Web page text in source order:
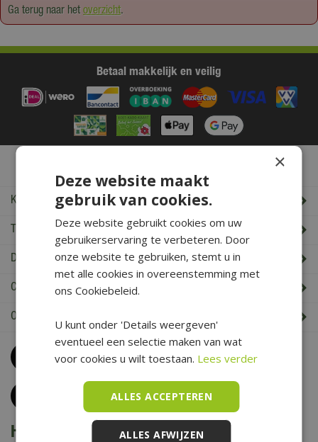
Ga terug naar hetoverzicht.
Betaal makkelijk en veilig
Klantenservice
Tuincentrum De Boet
De Boet klantenkaart
Cadeaukaart saldo check
Openingstijden & Contact
Bel0226 352 197
(maandag t/m zaterdag van 09.00 t/m 17.00 uur)
Klantenservice
Het is voorjaar bij De Boet
×
Deze website maakt
gebruik van cookies.
Deze website gebruikt cookies om uw
gebruikerservaring te verbeteren. Door
onze website te gebruiken, stemt u in
met alle cookies in overeenstemming met
ons Cookiebeleid.
U kunt onder 'Details weergeven'
eventueel een selectie maken van wat
voor cookies u wilt toestaan. Lees verder
ALLES ACCEPTEREN
ALLES AFWIJZEN